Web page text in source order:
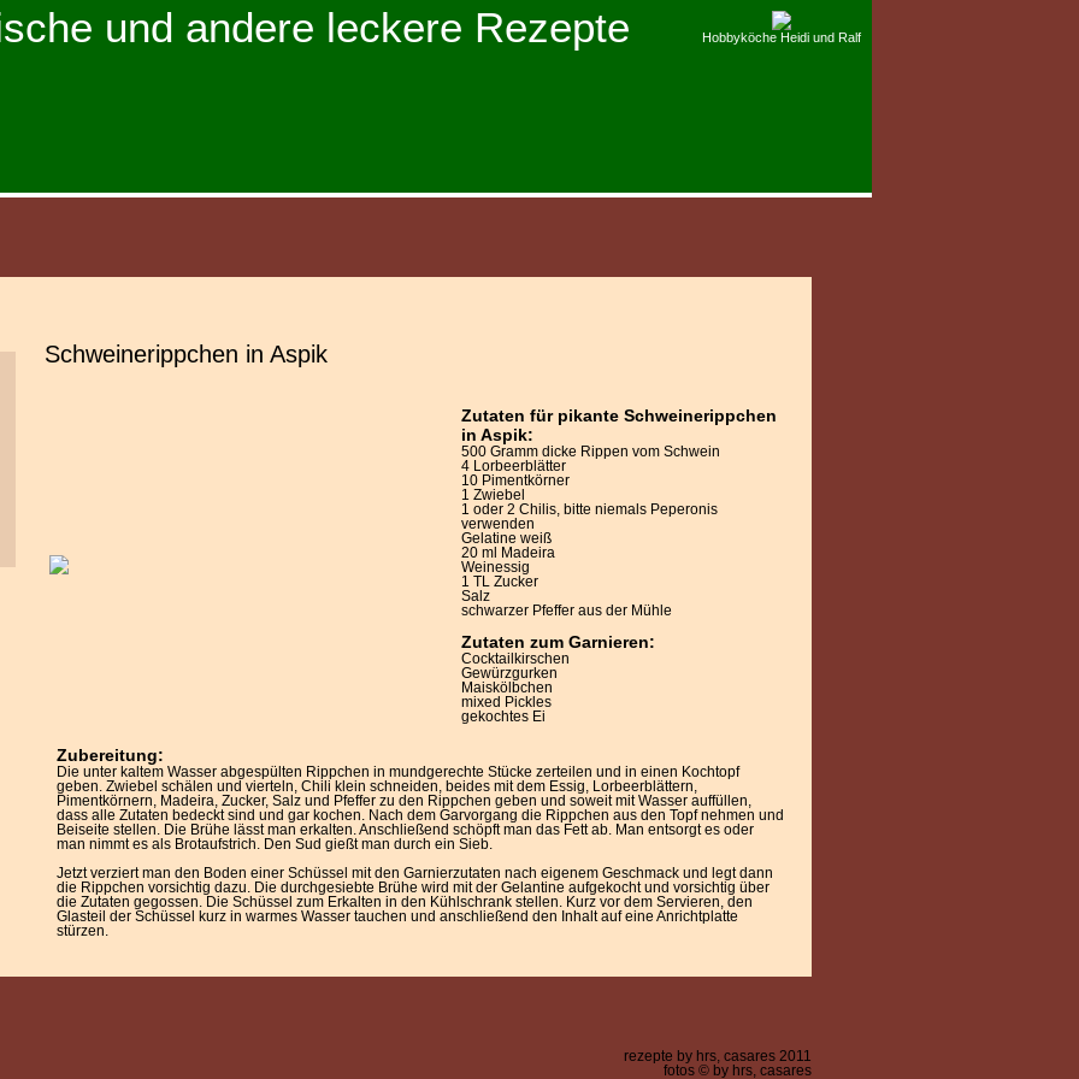
und andere leckere Rezepte Hobbyköche Heidi und Ralf
Schweinerippchen in Aspik
Zutaten für pikante Schweinerippchen
in Aspik:
500 Gramm dicke Rippen vom Schwein
4 Lorbeerblätter
10 Pimentkörner
1 Zwiebel
1 oder 2 Chilis, bitte niemals Peperonis
verwenden
Gelatine weiß
20 ml Madeira
Weinessig
1 TL Zucker
Salz
schwarzer Pfeffer aus der Mühle
Zutaten zum Garnieren:
Cocktailkirschen
Gewürzgurken
Maiskölbchen
mixed Pickles
gekochtes Ei
Zubereitung:
Die unter kaltem Wasser abgespülten Rippchen in mundgerechte Stücke zerteilen und in einen Kochtopf
geben. Zwiebel schälen und vierteln, Chili klein schneiden, beides mit dem Essig, Lorbeerblättern,
Pimentkörnern, Madeira, Zucker, Salz und Pfeffer zu den Rippchen geben und soweit mit Wasser auffüllen,
dass alle Zutaten bedeckt sind und gar kochen. Nach dem Garvorgang die Rippchen aus den Topf nehmen und
Beiseite stellen. Die Brühe lässt man erkalten. Anschließend schöpft man das Fett ab. Man entsorgt es oder
man nimmt es als Brotaufstrich. Den Sud gießt man durch ein Sieb.
Jetzt verziert man den Boden einer Schüssel mit den Garnierzutaten nach eigenem Geschmack und legt dann
die Rippchen vorsichtig dazu. Die durchgesiebte Brühe wird mit der Gelantine aufgekocht und vorsichtig über
die Zutaten gegossen. Die Schüssel zum Erkalten in den Kühlschrank stellen. Kurz vor dem Servieren, den
Glasteil der Schüssel kurz in warmes Wasser tauchen und anschließend den Inhalt auf eine Anrichtplatte
stürzen.
rezepte by hrs, casares 2011
fotos © by hrs, casares